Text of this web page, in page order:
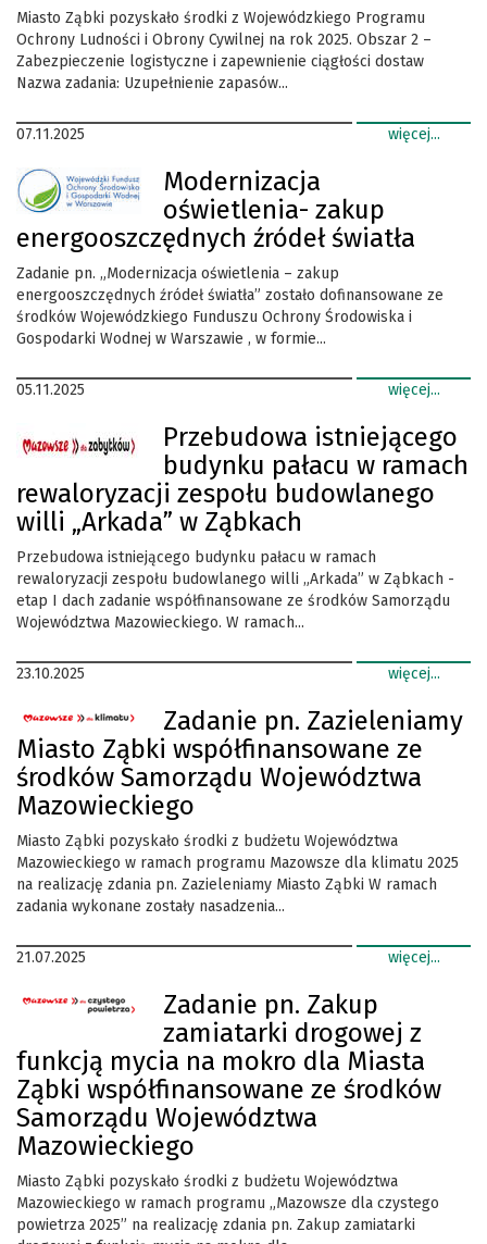
Miasto Ząbki pozyskało środki z Wojewódzkiego Programu
Ochrony Ludności i Obrony Cywilnej na rok 2025. Obszar 2 –
Zabezpieczenie logistyczne i zapewnienie ciągłości dostaw
Nazwa zadania: Uzupełnienie zapasów...
07.11.2025 więcej...
Modernizacja
oświetlenia- zakup
energooszczędnych źródeł światła
Zadanie pn. „Modernizacja oświetlenia – zakup
energooszczędnych źródeł światła” zostało dofinansowane ze
środków Wojewódzkiego Funduszu Ochrony Środowiska i
Gospodarki Wodnej w Warszawie , w formie...
05.11.2025 więcej...
Przebudowa istniejącego
budynku pałacu w ramach
rewaloryzacji zespołu budowlanego
willi „Arkada” w Ząbkach
Przebudowa istniejącego budynku pałacu w ramach
rewaloryzacji zespołu budowlanego willi „Arkada” w Ząbkach -
etap I dach zadanie współfinansowane ze środków Samorządu
Województwa Mazowieckiego. W ramach...
23.10.2025 więcej...
Zadanie pn. Zazieleniamy
Miasto Ząbki współfinansowane ze
środków Samorządu Województwa
Mazowieckiego
Miasto Ząbki pozyskało środki z budżetu Województwa
Mazowieckiego w ramach programu Mazowsze dla klimatu 2025
na realizację zdania pn. Zazieleniamy Miasto Ząbki W ramach
zadania wykonane zostały nasadzenia...
21.07.2025 więcej...
Zadanie pn. Zakup
zamiatarki drogowej z
funkcją mycia na mokro dla Miasta
Ząbki współfinansowane ze środków
Samorządu Województwa
Mazowieckiego
Miasto Ząbki pozyskało środki z budżetu Województwa
Mazowieckiego w ramach programu „Mazowsze dla czystego
powietrza 2025” na realizację zdania pn. Zakup zamiatarki